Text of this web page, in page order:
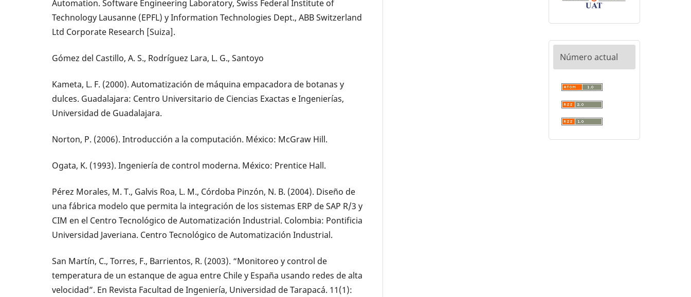
Automation. Software Engineering Laboratory, Swiss Federal Institute of
Technology Lausanne (EPFL) y Information Technologies Dept., ABB Switzerland
Ltd Corporate Research [Suiza].
Gómez del Castillo, A. S., Rodríguez Lara, L. G., Santoyo
Kameta, L. F. (2000). Automatización de máquina empacadora de botanas y
dulces. Guadalajara: Centro Universitario de Ciencias Exactas e Ingenierías,
Universidad de Guadalajara.
Norton, P. (2006). Introducción a la computación. México: McGraw Hill.
Ogata, K. (1993). Ingeniería de control moderna. México: Prentice Hall.
Pérez Morales, M. T., Galvis Roa, L. M., Córdoba Pinzón, N. B. (2004). Diseño de
una fábrica modelo que permita la integración de los sistemas ERP de SAP R/3 y
CIM en el Centro Tecnológico de Automatización Industrial. Colombia: Pontificia
Universidad Javeriana. Centro Tecnológico de Automatización Industrial.
San Martín, C., Torres, F., Barrientos, R. (2003). “Monitoreo y control de
temperatura de un estanque de agua entre Chile y España usando redes de alta
velocidad”. En Revista Facultad de Ingeniería, Universidad de Tarapacá. 11(1):
Número actual